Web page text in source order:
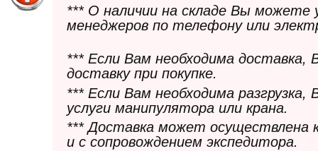
*** О наличии на складе Вы можете
менеджеров по телефону или
*** Если Вам необходима
доставку при покупке.
*** Если Вам необходима
услуги манипулятора или крана.
*** Доставка может осуществлена
и с сопровождением экспедитора.